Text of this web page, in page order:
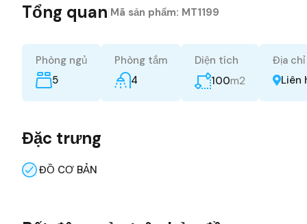
Tổng quan Mã sản phẩm: MT1199
Phòng ngủ
5
Phòng tắm
4
Diện tích
100m2
Địa
Liên
Đặc trưng
ĐỒ CƠ BẢN